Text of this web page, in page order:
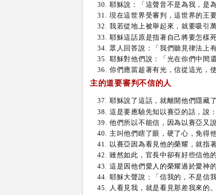
耶穌說：「這聲音不是為我，是
現在這世界受審判，這世界的王
我若從地上被舉起來，就要吸引
耶穌這話原是指著自己將要怎樣死
眾人回答說：「我們聽見律法上
耶穌對他們說：「光在你們中間
你們應當趁著有光，信從這光，
主的道要審判不信的人
耶穌說了這話，就離開他們隱藏
這是要應驗先知以賽亞的話，說
他們所以不能信，因為以賽亞又說
主叫他們瞎了眼，硬了心，免得
以賽亞因為看見他的榮耀，就指
雖然如此，官長中卻有好些信他
這是因他們愛人的榮耀過於愛神的
耶穌大聲說：「信我的，不是信
人看見我，就是看見那差我來的。